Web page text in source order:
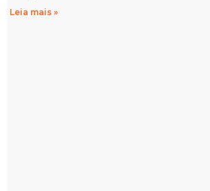
Leia mais »